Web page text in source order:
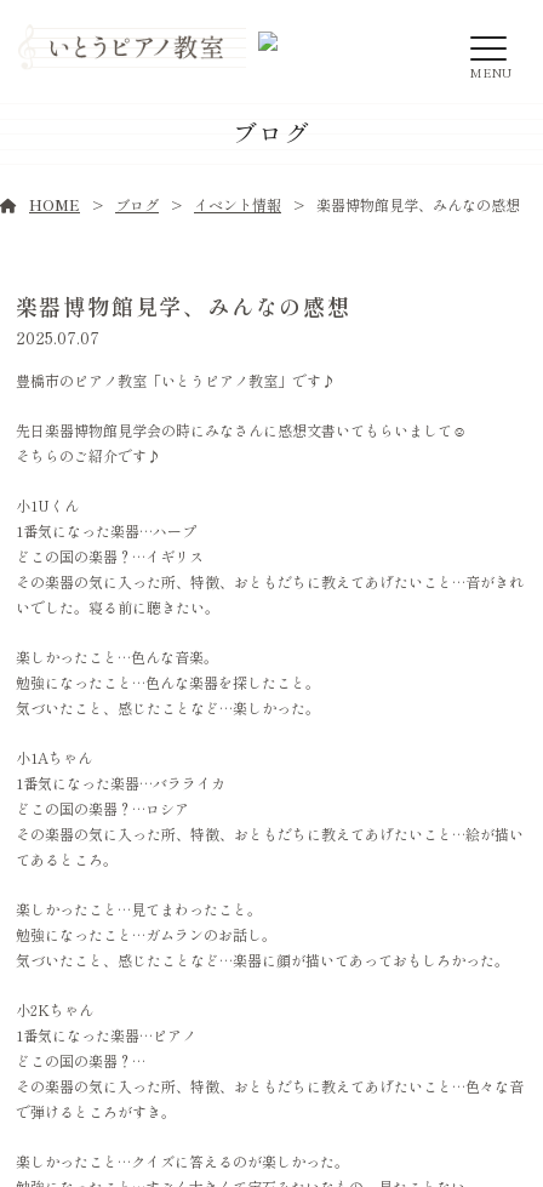
MENU
ブログ
HOME ブログ イベント情報 楽器博物館見学、みんなの感想
楽器博物館見学、みんなの感想
2025.07.07
豊橋市のピアノ教室「いとうピアノ教室」です♪
先日楽器博物館見学会の時にみなさんに感想文書いてもらいまして☺️
そちらのご紹介です♪
小1Uくん
1番気になった楽器…ハープ
どこの国の楽器？…イギリス
その楽器の気に入った所、特徴、おともだちに教えてあげたいこと…音がきれ
いでした。寝る前に聴きたい。
楽しかったこと…色んな音楽。
勉強になったこと…色んな楽器を探したこと。
気づいたこと、感じたことなど…楽しかった。
小1Aちゃん
1番気になった楽器…バラライカ
どこの国の楽器？…ロシア
その楽器の気に入った所、特徴、おともだちに教えてあげたいこと…絵が描い
てあるところ。
楽しかったこと…見てまわったこと。
勉強になったこと…ガムランのお話し。
気づいたこと、感じたことなど…楽器に顔が描いてあっておもしろかった。
小2Kちゃん
1番気になった楽器…ピアノ
どこの国の楽器？…
その楽器の気に入った所、特徴、おともだちに教えてあげたいこと…色々な音
で弾けるところがすき。
楽しかったこと…クイズに答えるのが楽しかった。